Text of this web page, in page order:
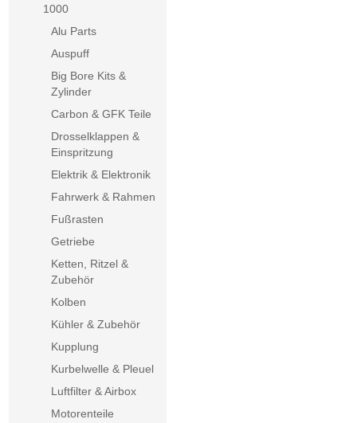
1000
Alu Parts
Auspuff
Big Bore Kits &
Zylinder
Carbon & GFK Teile
Drosselklappen &
Einspritzung
Elektrik & Elektronik
Fahrwerk & Rahmen
Fußrasten
Getriebe
Ketten, Ritzel &
Zubehör
Kolben
Kühler & Zubehör
Kupplung
Kurbelwelle & Pleuel
Luftfilter & Airbox
Motorenteile